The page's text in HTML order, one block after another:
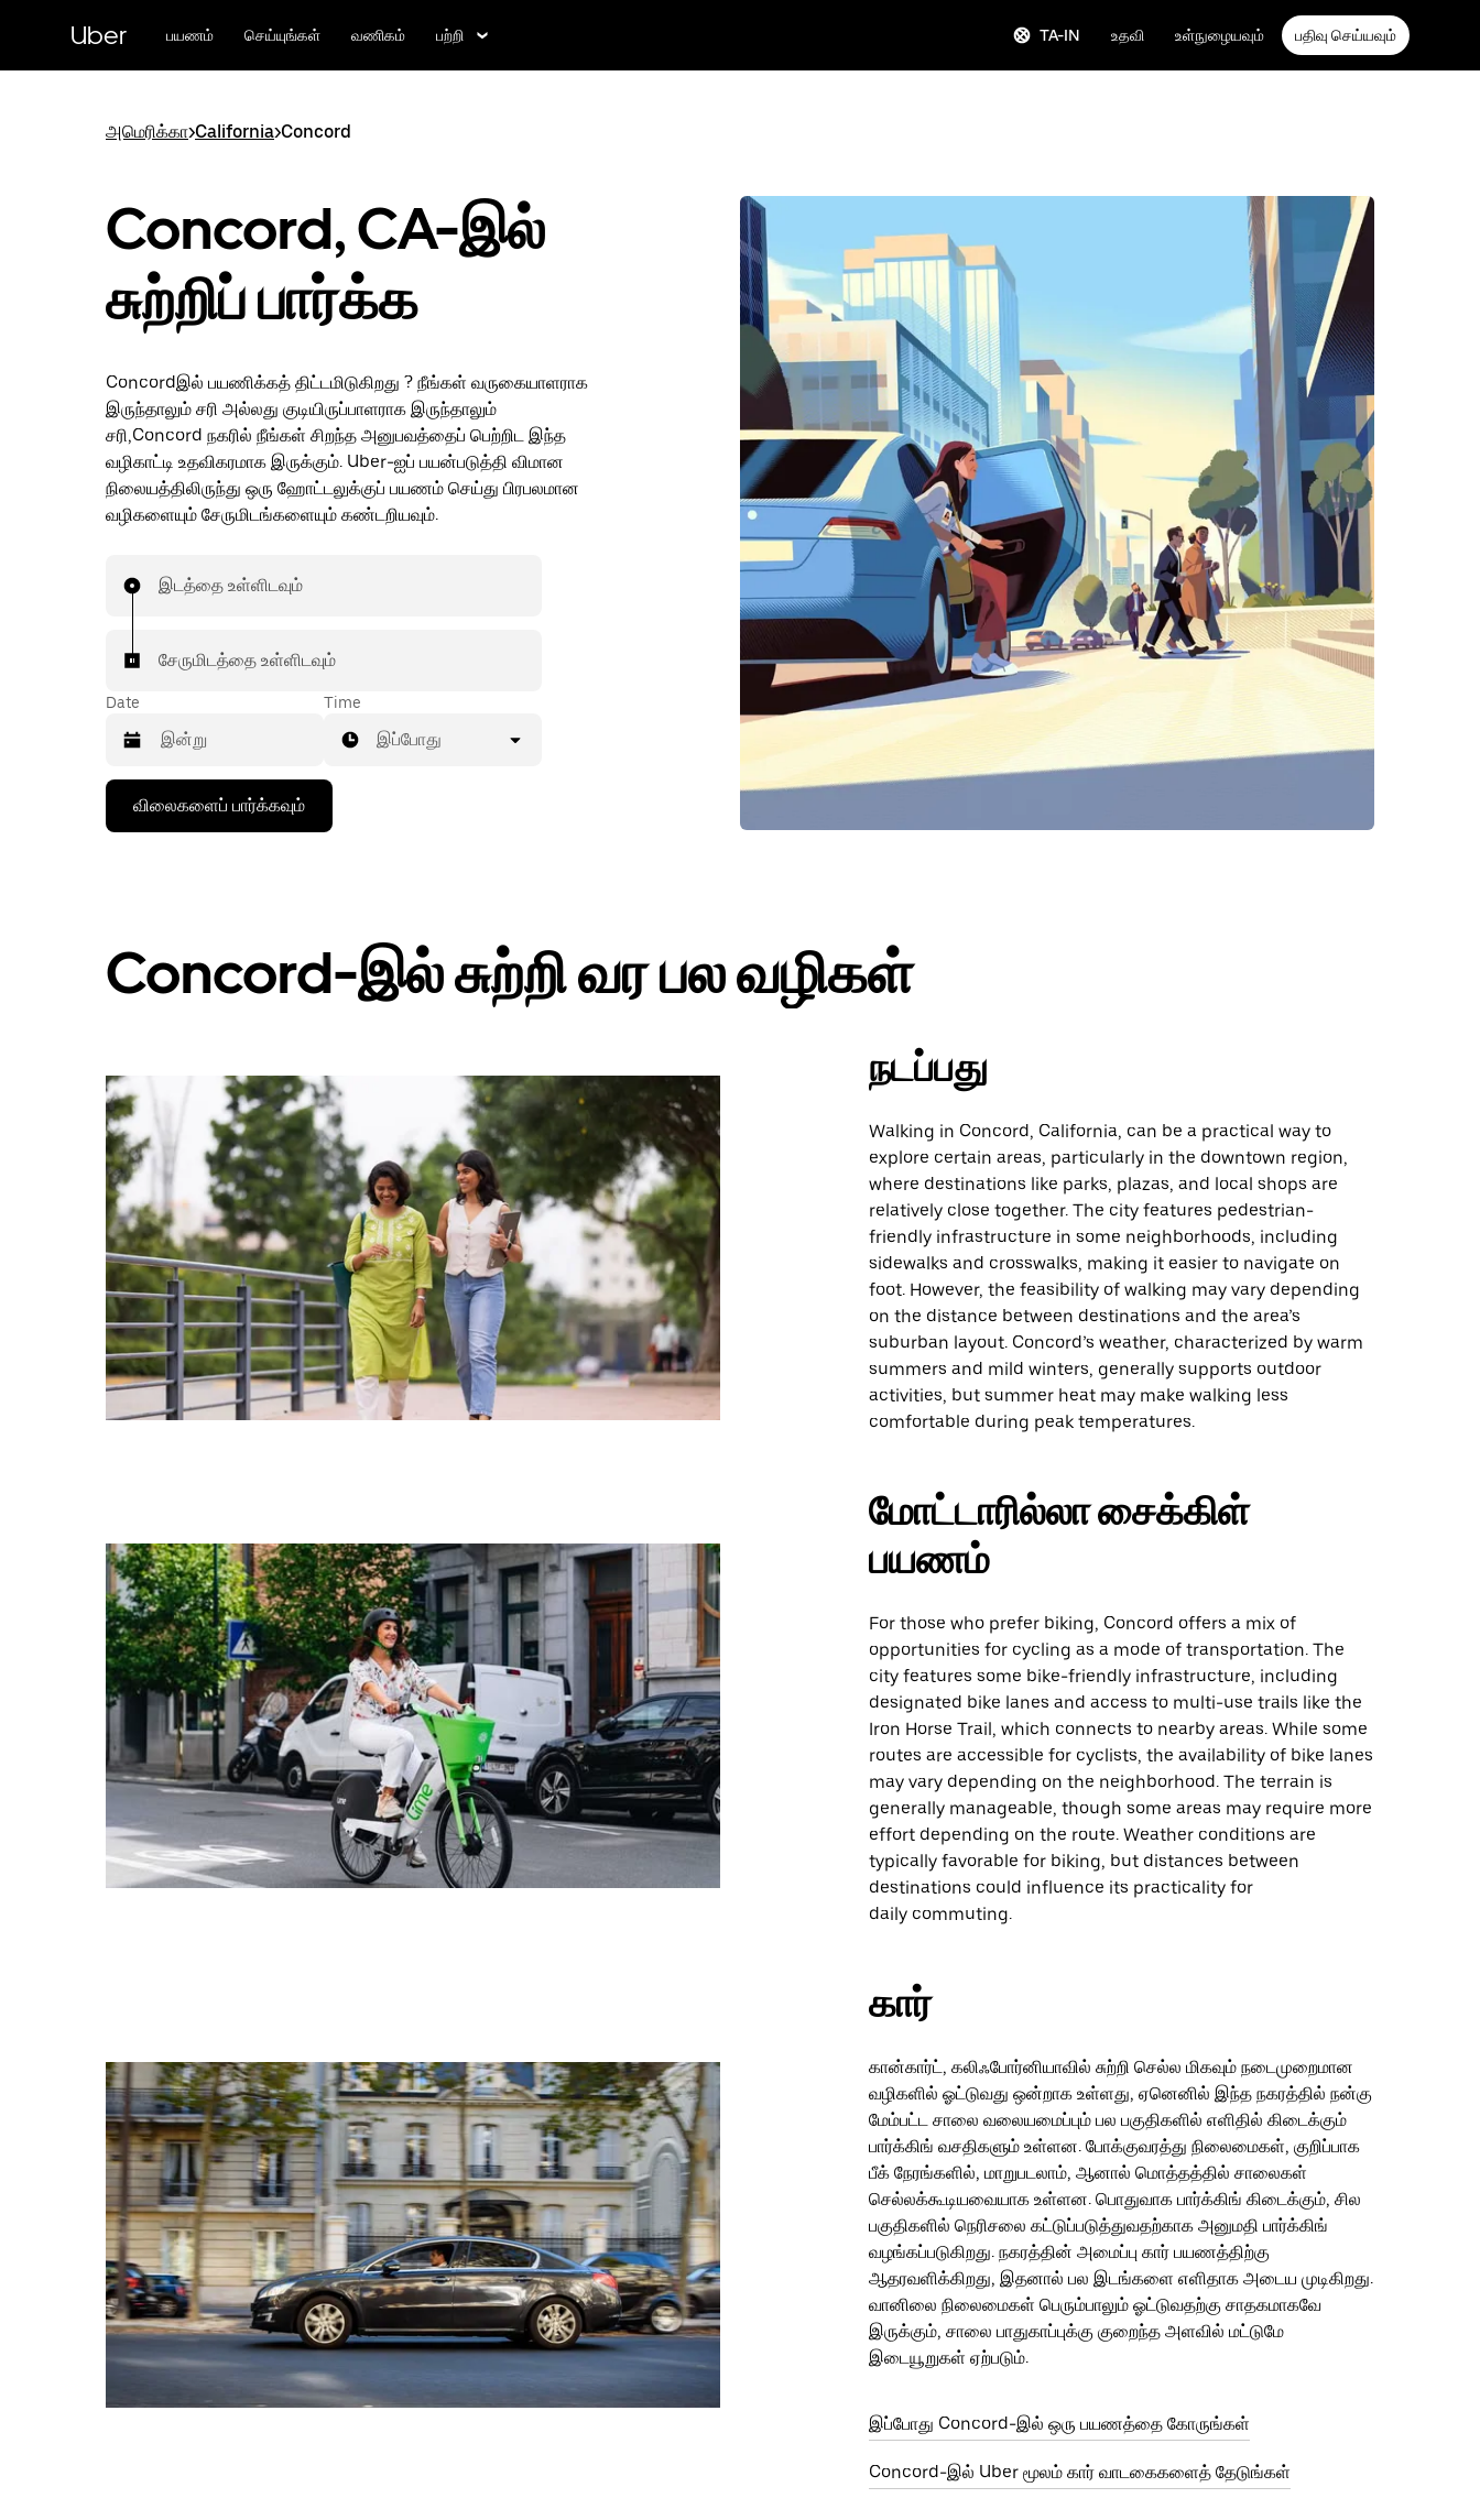
பக்கத்திற்குச்Uber பயணம் செய்யுங்கள் வணிகம் பற்றி TA-IN உதவி உள்நுழையவும் பதிவு செய்யவும்
அமெரிக்கா>California>Concord
Concord, CA-இல்
சுற்றிப் பார்க்க
Concordஇல் பயணிக்கத் திட்டமிடுகிறது ? நீங்கள் வருகையாளராக
இருந்தாலும் சரி அல்லது குடியிருப்பாளராக இருந்தாலும்
சரி,Concord நகரில் நீங்கள் சிறந்த அனுபவத்தைப் பெற்றிட இந்த
வழிகாட்டி உதவிகரமாக இருக்கும். Uber-ஐப் பயன்படுத்தி விமான
நிலையத்திலிருந்து ஒரு ஹோட்டலுக்குப் பயணம் செய்து பிரபலமான
வழிகளையும் சேருமிடங்களையும் கண்டறியவும்.
இடத்தை உள்ளிடவும்
சேருமிடத்தை உள்ளிடவும்
Date
கீழ்நோக்கிய
அம்புக்குறியை
அழுத்தி
மூட
எஸ்கேப்
பொத்தான்
Time
இப்போது
விலைகளைப் பார்க்கவும்
Concord-இல் சுற்றி வர பல வழிகள்
நடப்பது
Walking in Concord, California, can be a practical way to
explore certain areas, particularly in the downtown region,
where destinations like parks, plazas, and local shops are
relatively close together. The city features pedestrian-
friendly infrastructure in some neighborhoods, including
sidewalks and crosswalks, making it easier to navigate on
foot. However, the feasibility of walking may vary depending
on the distance between destinations and the area’s
suburban layout. Concord’s weather, characterized by warm
summers and mild winters, generally supports outdoor
activities, but summer heat may make walking less
comfortable during peak temperatures.
மோட்டாரில்லா சைக்கிள்
பயணம்
For those who prefer biking, Concord offers a mix of
opportunities for cycling as a mode of transportation. The
city features some bike-friendly infrastructure, including
designated bike lanes and access to multi-use trails like the
Iron Horse Trail, which connects to nearby areas. While some
routes are accessible for cyclists, the availability of bike lanes
may vary depending on the neighborhood. The terrain is
generally manageable, though some areas may require more
effort depending on the route. Weather conditions are
typically favorable for biking, but distances between
destinations could influence its practicality for
daily commuting.
கார்
கான்கார்ட், கலிஃபோர்னியாவில் சுற்றி செல்ல மிகவும் நடைமுறைமான
வழிகளில் ஓட்டுவது ஒன்றாக உள்ளது, ஏனெனில் இந்த நகரத்தில் நன்கு
மேம்பட்ட சாலை வலையமைப்பும் பல பகுதிகளில் எளிதில் கிடைக்கும்
பார்க்கிங் வசதிகளும் உள்ளன. போக்குவரத்து நிலைமைகள், குறிப்பாக
பீக் நேரங்களில், மாறுபடலாம், ஆனால் மொத்தத்தில் சாலைகள்
செல்லக்கூடியவையாக உள்ளன. பொதுவாக பார்க்கிங் கிடைக்கும், சில
பகுதிகளில் நெரிசலை கட்டுப்படுத்துவதற்காக அனுமதி பார்க்கிங்
வழங்கப்படுகிறது. நகரத்தின் அமைப்பு கார் பயணத்திற்கு
ஆதரவளிக்கிறது, இதனால் பல இடங்களை எளிதாக அடைய முடிகிறது.
வானிலை நிலைமைகள் பெரும்பாலும் ஓட்டுவதற்கு சாதகமாகவே
இருக்கும், சாலை பாதுகாப்புக்கு குறைந்த அளவில் மட்டுமே
இடையூறுகள் ஏற்படும்.
இப்போது Concord-இல் ஒரு பயணத்தை கோருங்கள்
Concord-இல் Uber மூலம் கார் வாடகைகளைத் தேடுங்கள்